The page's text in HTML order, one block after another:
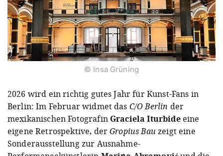
© Insa Grüning
2026 wird ein richtig gutes Jahr für Kunst-Fans in
Berlin: Im Februar widmet das C/O Berlin der
mexikanischen Fotografin Graciela Iturbideeine
eigene Retrospektive, derGropius Bau zeigt eine
Sonderausstellung zur Ausnahme-